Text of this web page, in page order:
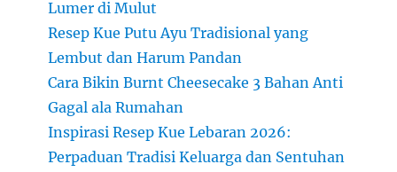
Lumer di Mulut
Resep Kue Putu Ayu Tradisional yang
Lembut dan Harum Pandan
Cara Bikin Burnt Cheesecake 3 Bahan Anti
Gagal ala Rumahan
Inspirasi Resep Kue Lebaran 2026:
Perpaduan Tradisi Keluarga dan Sentuhan